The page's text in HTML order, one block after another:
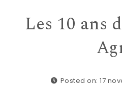
Les 10 ans
Posted on: 17